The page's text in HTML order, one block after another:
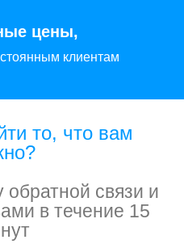
цены,
клиентам
то, что вам
связи и
в течение 15